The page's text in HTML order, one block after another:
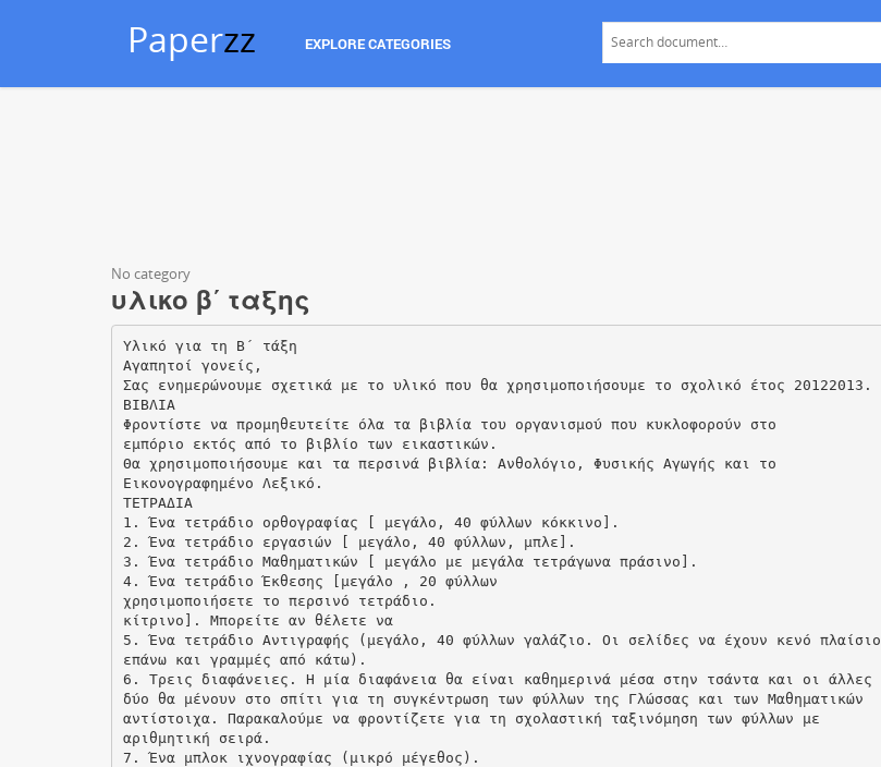
Paperzz EXPLORE CATEGORIES
No category
υλικο β΄ ταξης
Υλικό για τη Β΄ τάξη
Αγαπητοί γονείς,
Σας ενημερώνουμε σχετικά με το υλικό που θα χρησιμοποιήσουμε το σχολικό έτος 20122013.
ΒΙΒΛΙΑ
Φροντίστε να προμηθευτείτε όλα τα βιβλία του οργανισμού που κυκλοφορούν στο
εμπόριο εκτός από το βιβλίο των εικαστικών.
Θα χρησιμοποιήσουμε και τα περσινά βιβλία: Ανθολόγιο, Φυσικής Αγωγής και το
Εικονογραφημένο Λεξικό.
ΤΕΤΡΑΔΙΑ
1. Ένα τετράδιο ορθογραφίας [ μεγάλο, 40 φύλλων κόκκινο].
2. Ένα τετράδιο εργασιών [ μεγάλο, 40 φύλλων, μπλε].
3. Ένα τετράδιο Μαθηματικών [ μεγάλο με μεγάλα τετράγωνα πράσινο].
4. Ένα τετράδιο Έκθεσης [μεγάλο , 20 φύλλων
χρησιμοποιήσετε το περσινό τετράδιο.
κίτρινο]. Μπορείτε αν θέλετε να
5. Ένα τετράδιο Αντιγραφής (μεγάλο, 40 φύλλων γαλάζιο. Οι σελίδες να έχουν κενό πλαίσιο
επάνω και γραμμές από κάτω).
6. Τρεις διαφάνειες. Η μία διαφάνεια θα είναι καθημερινά μέσα στην τσάντα και οι άλλες
δύο θα μένουν στο σπίτι για τη συγκέντρωση των φύλλων της Γλώσσας και των Μαθηματικών
αντίστοιχα. Παρακαλούμε να φροντίζετε για τη σχολαστική ταξινόμηση των φύλλων με
αριθμητική σειρά.
7. Ένα μπλοκ ιχνογραφίας (μικρό μέγεθος).